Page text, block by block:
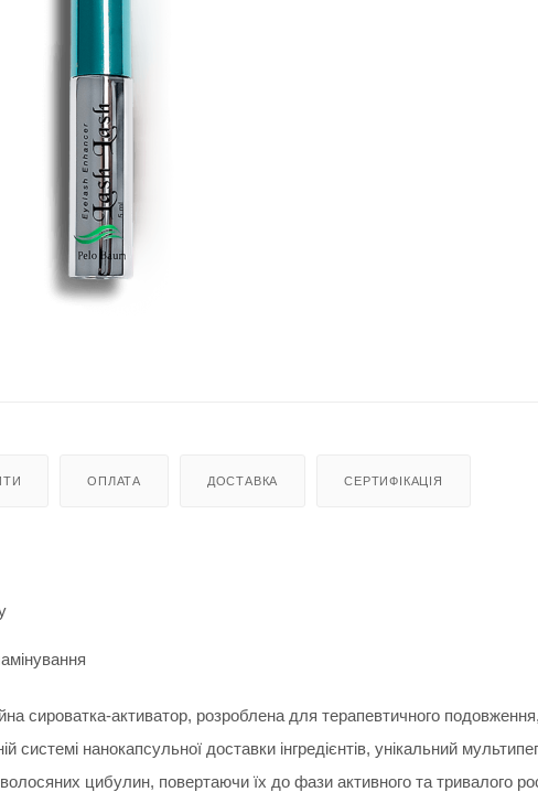
ОПЛАТА ДОСТАВКА СЕРТИФІКАЦІЯ
сироватка-активатор, розроблена для терапевтичного подовження,
нанокапсульної доставки інгредієнтів, унікальний
цибулин, повертаючи їх до фази активного та тривалого